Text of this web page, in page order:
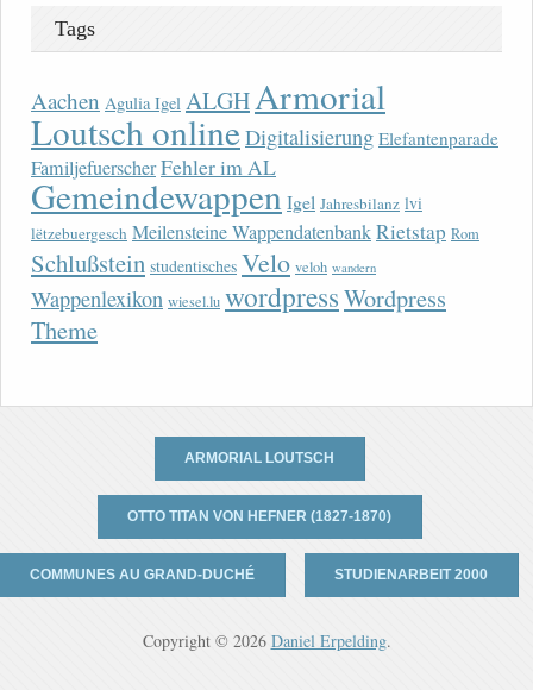
Tags
Aachen Agulia Igel ALGHArmorial
Loutsch onlineDigitalisierung Elefantenparade
FamiljefuerscherFehler im AL
Gemeindewappen Igel Jahresbilanz lvi
lëtzebuergesch Meilensteine WappendatenbankRietstap Rom
Schlußstein studentisches Velo veloh wandern
Wappenlexikon wiesel.lu wordpressWordpress
Theme
ARMORIAL LOUTSCH
OTTO TITAN VON HEFNER (1827-1870)
COMMUNES AU GRAND-DUCHÉ STUDIENARBEIT 2000
Copyright © 2026 Daniel Erpelding.